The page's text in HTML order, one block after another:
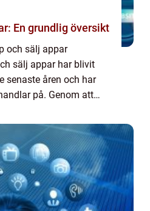
En grundlig översikt
och sälj appar
sälj appar har blivit
senaste åren och har
på. Genom att
produkter och tjänster